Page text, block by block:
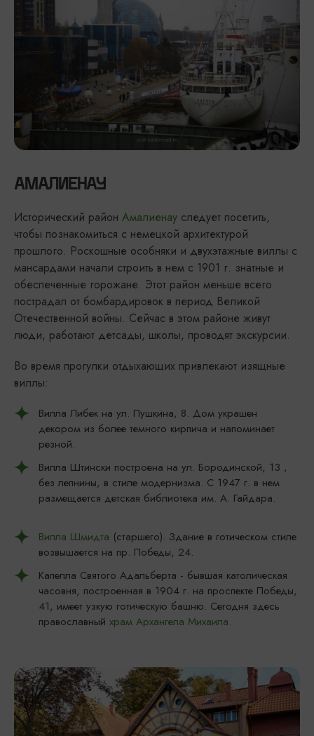
АМАЛИЕНАУ
Исторический район Амалиенау следует посетить,
чтобы познакомиться с немецкой архитектурой
прошлого. Роскошные особняки и двухэтажные виллы с
мансардами начали строить в нем с 1901 г. знатные и
обеспеченные горожане. Этот район меньше всего
пострадал от бомбардировок в период Великой
Отечественной войны. Сейчас в этом районе живут
люди, работают детсады, школы, проводят экскурсии.
Во время прогулки отдыхающих привлекают изящные
виллы:
Вилла Либек на ул. Пушкина, 8. Дом украшен
декором из более темного кирпича и напоминает
резной.
Вилла Штински построена на ул. Бородинской, 13 ,
без лепнины, в стиле модернизма. С 1947 г. в нем
размещается детская библиотека им. А. Гайдара.
Вилла Шмидта (старшего). Здание в готическом стиле
возвышается на пр. Победы, 24.
Капелла Святого Адальберта - бывшая католическая
часовня, построенная в 1904 г. на проспекте Победы,
41, имеет узкую готическую башню. Сегодня здесь
православный храм Архангела Михаила.